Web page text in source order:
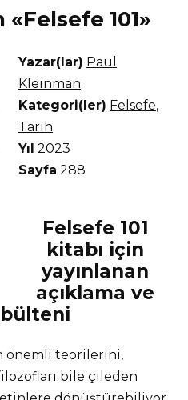
101»
Yazar(lar) Paul
Kleinman
Kategori(ler) Felsefe,
Tarih
Yıl 2023
Sayfa 288
Felsefe 101
kitabı için
yayınlanan
açıklama ve
bülteni
önemli teorilerini,
bile çileden